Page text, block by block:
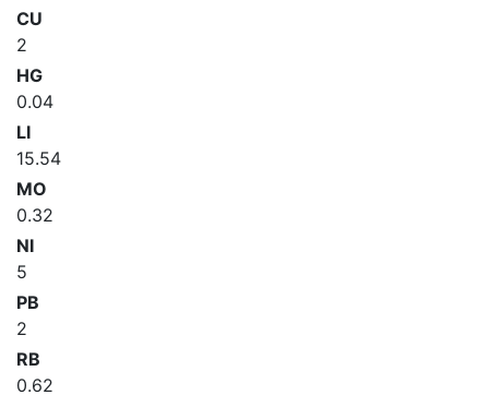
CU
2
HG
0.04
LI
15.54
MO
0.32
NI
5
PB
2
RB
0.62